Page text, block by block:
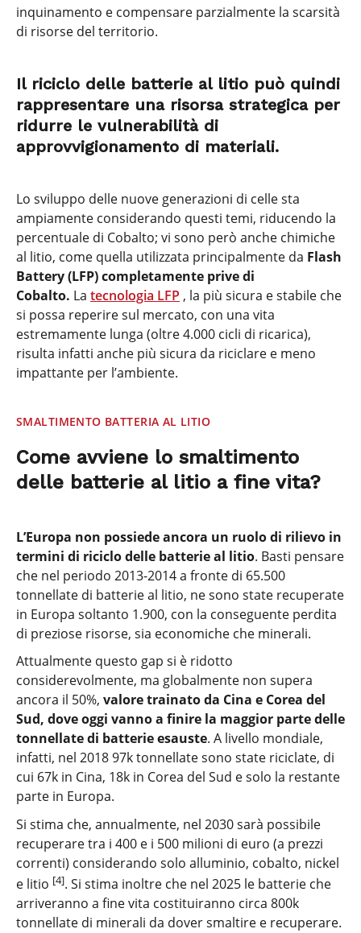
inquinamento e compensare parzialmente la scarsità
di risorse del territorio.
Il riciclo delle batterie al litio può quindi
rappresentare una risorsa strategica per
ridurre le vulnerabilità di
approvvigionamento di materiali.
Lo sviluppo delle nuove generazioni di celle sta
ampiamente considerando questi temi, riducendo la
percentuale di Cobalto; vi sono però anche chimiche
al litio, come quella utilizzata principalmente da Flash
Battery (LFP) completamente prive di
Cobalto. La tecnologia LFP , la più sicura e stabile che
si possa reperire sul mercato, con una vita
estremamente lunga (oltre 4.000 cicli di ricarica),
risulta infatti anche più sicura da riciclare e meno
impattante per l’ambiente.
SMALTIMENTO BATTERIA AL LITIO
Come avviene lo smaltimento
delle batterie al litio a fine vita?
L’Europa non possiede ancora un ruolo di rilievo in
termini di riciclo delle batterie al litio. Basti pensare
che nel periodo 2013-2014 a fronte di 65.500
tonnellate di batterie al litio, ne sono state recuperate
in Europa soltanto 1.900, con la conseguente perdita
di preziose risorse, sia economiche che minerali.
Attualmente questo gap si è ridotto
considerevolmente, ma globalmente non supera
ancora il 50%, valore trainato da Cina e Corea del
Sud, dove oggi vanno a finire la maggior parte delle
tonnellate di batterie esauste. A livello mondiale,
infatti, nel 2018 97k tonnellate sono state riciclate, di
cui 67k in Cina, 18k in Corea del Sud e solo la restante
parte in Europa.
Si stima che, annualmente, nel 2030 sarà possibile
recuperare tra i 400 e i 500 milioni di euro (a prezzi
correnti) considerando solo alluminio, cobalto, nickel
e litio [4]. Si stima inoltre che nel 2025 le batterie che
arriveranno a fine vita costituiranno circa 800k
tonnellate di minerali da dover smaltire e recuperare.